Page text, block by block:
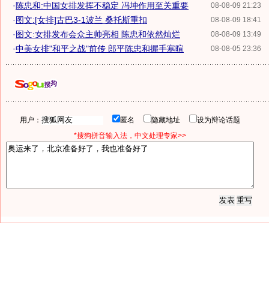
08-08-09 21:23
· 陈忠和:中国女排发挥不稳定 冯坤作用至关重要
08-08-09 18:41
·图文:[女排]古巴3-1波兰 桑托斯重扣
08-08-09 13:49
·图文:女排发布会众主帅亮相 陈忠和依然灿烂
08-08-05 23:36
·中美女排"和平之战"前传 郎平陈忠和握手寒暄
用户： 匿名 隐藏地址
设为辩论话题
*搜狗拼音输入法，中文处理专家>>